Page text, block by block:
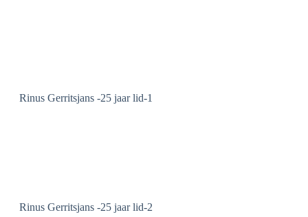
Rinus Gerritsjans -25 jaar lid-1
Rinus Gerritsjans -25 jaar lid-2